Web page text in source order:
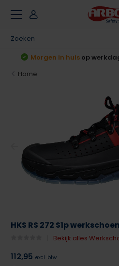
Morgen in huis op
Home
HKS RS 272 S1p
Bekijk alles
112,95 excl. btw